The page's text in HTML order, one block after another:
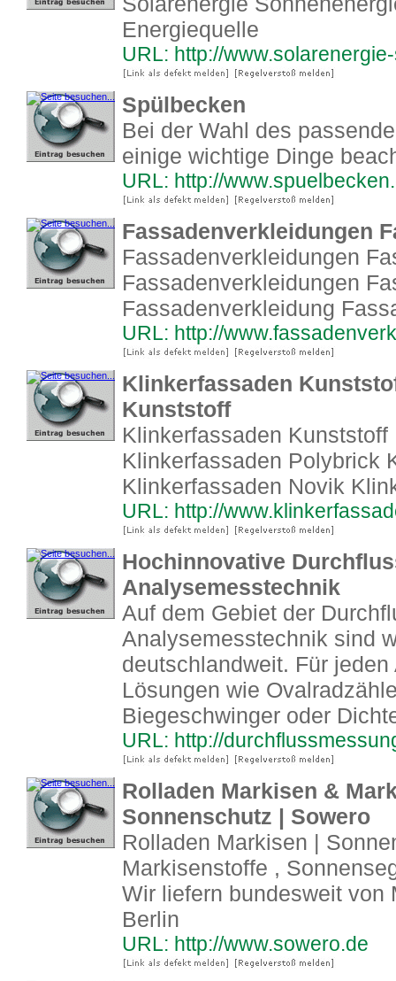
Energiequelle
URL: http://
Spülbecken
Bei der Wahl des
einige wichtige Dinge
URL: http://
Fassadenverkleidungen
Fassadenverkleidungen
Fassadenverkleidungen
Fassadenverkleidung
URL: http://
Klinkerfassaden
Kunststoff
Klinkerfassaden
Klinkerfassaden Polybrick
Klinkerfassaden Novik
URL: http://
Hochinnovative
Analysemesstechnik
Auf dem Gebiet der
Analysemesstechnik sind
deutschlandweit. Für
Lösungen wie
Biegeschwinger oder
URL: http://
Rolladen Markisen &
Sonnenschutz | Sowero
Rolladen Markisen |
Markisenstoffe ,
Wir liefern bundesweit von
Berlin
URL: http://www.sowero.de